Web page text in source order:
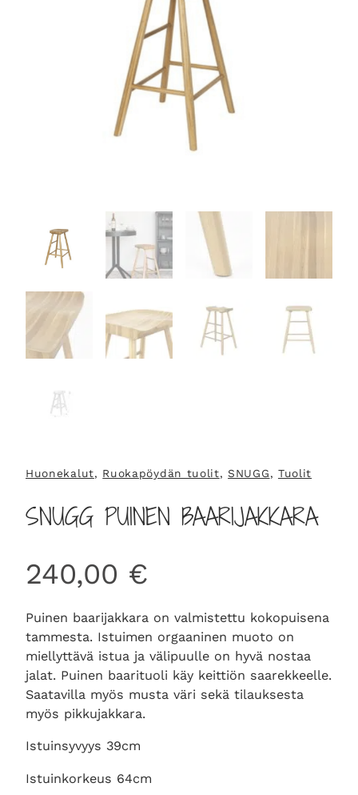
Huonekalut, Ruokapöydän tuolit, SNUGG, Tuolit
SNUGG PUINEN BAARIJAKKARA
240,00 €
Puinen baarijakkara on valmistettu kokopuisena
tammesta. Istuimen orgaaninen muoto on
miellyttävä istua ja välipuulle on hyvä nostaa
jalat. Puinen baarituoli käy keittiön saarekkeelle.
Saatavilla myös musta väri sekä tilauksesta
myös pikkujakkara.
Istuinsyvyys 39cm
Istuinkorkeus 64cm